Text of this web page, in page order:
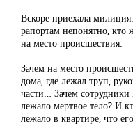
Вскоре приехала
рапортам непонятно, кто
на место происшествия.
Зачем на место
дома, где лежал труп,
части… Зачем
лежало мертвое тело? И
лежало в квартире, что